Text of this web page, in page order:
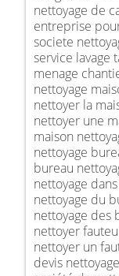
nettoyage de
entreprise
societe
service lavage
menage
nettoyage
nettoyer la
nettoyer une
maison
nettoyage
bureau
nettoyage
nettoyage du
nettoyage des
nettoyer
nettoyer un
devis nettoyage